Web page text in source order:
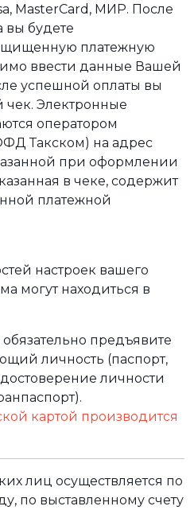
MasterCard, МИР. После
вы будете
платежную
ввести данные Вашей
успешной оплаты вы
чек. Электронные
оператором
Такском) на адрес
при оформлении
в чеке, содержит
платежной
настроек вашего
могут находиться в
предъявите
личность (паспорт,
личности
картой производится
лиц осуществляется по
по выставленному счету